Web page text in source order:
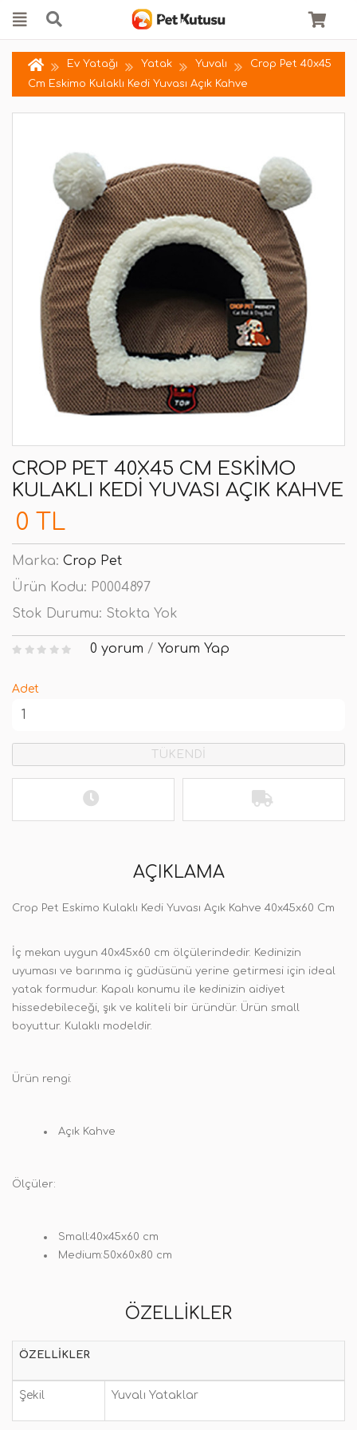
Ev Yatağı Yatak Yuvalı
Crop Pet 40x45
Cm Eskimo Kulaklı Kedi Yuvası Açık Kahve
CROP PET 40X45 CM ESKIMO
KULAKLI KEDI YUVASI AÇIK KAHVE
0 TL
Marka: Crop Pet
Ürün Kodu: P0004897
Stok Durumu: Stokta Yok
0 yorum / Yorum Yap
Adet
TÜKENDİ
AÇIKLAMA
Crop Pet Eskimo Kulaklı Kedi Yuvası Açık Kahve 40x45x60 Cm
İç mekan uygun 40x45x60 cm ölçülerindedir. Kedinizin
uyuması ve barınma iç güdüsünü yerine getirmesi için ideal
yatak formudur. Kapalı konumu ile kedinizin aidiyet
hissedebileceği, şık ve kaliteli bir üründür. Ürün small
boyuttur. Kulaklı modeldir.
Ürün rengi:
Açık Kahve
Ölçüler:
Small:40x45x60 cm
Medium:50x60x80 cm
ÖZELLIKLER
ÖZELLIKLER
Şekil Yuvalı Yataklar